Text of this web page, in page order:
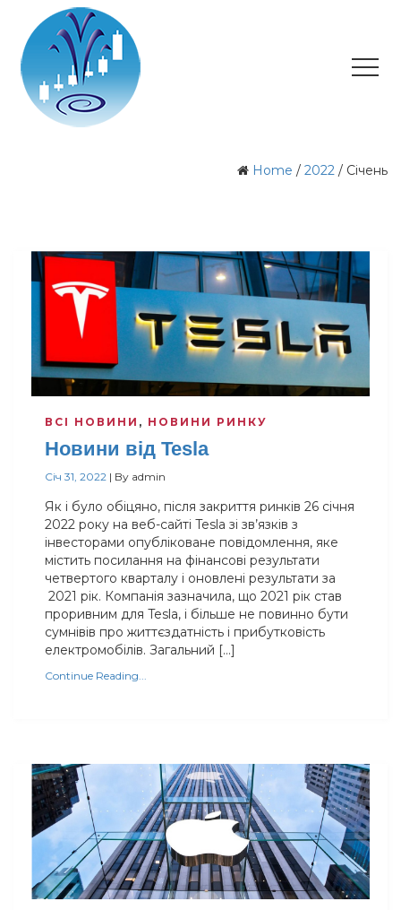
Home / 2022 / Січень
ВСІ НОВИНИ , НОВИНИ РИНКУ
Новини від Tesla
Січ 31, 2022 | By admin
Як і було обіцяно, після закриття ринків 26 січня
2022 року на веб-сайті Tesla зі зв’язків з
інвесторами опубліковане повідомлення, яке
містить посилання на фінансові результати
четвертого кварталу і оновлені результати за
2021 рік. Компанія зазначила, що 2021 рік став
проривним для Tesla, і більше не повинно бути
сумнівів про життєздатність і прибутковість
електромобілів. Загальний […]
Continue Reading...